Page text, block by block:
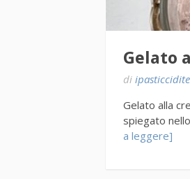
Gelato
di
Gelato alla
spiegato
a leggere]